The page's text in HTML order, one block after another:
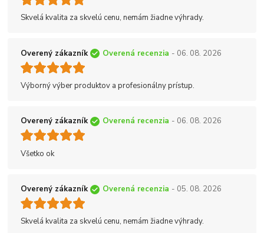
Skvelá kvalita za skvelú cenu, nemám žiadne výhrady.
Overený zákazník Overená recenzia - 06. 08. 2026
Výborný výber produktov a profesionálny prístup.
Overený zákazník Overená recenzia - 06. 08. 2026
Všetko ok
Overený zákazník Overená recenzia - 05. 08. 2026
Skvelá kvalita za skvelú cenu, nemám žiadne výhrady.